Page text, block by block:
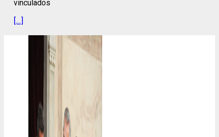
vinculados
[…]